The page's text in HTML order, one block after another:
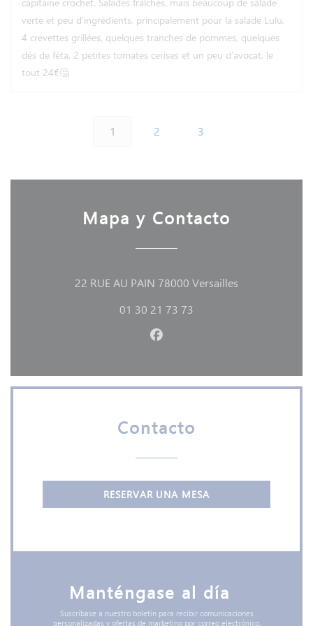
verte et peu d’ingrédients, principalement pour la salade Lulu,
4 crevettes grillées, quelques tranches de pommes, quelques
dés de fêta, 2 petites tomates cerises et un peu d’avocat, le
tout 24€🤔
1 2 3
Mapa y Contacto
22 RUE AU PAIN 78000 Versailles
01 30 21 73 73
Facebook ((abre en una
Contacto
RESERVAR UNA MESA
Manténgase al día
Suscríbase a nuestro boletín para recibir comunicaciones
personalizadas y ofertas de marketing por correo electrónico.